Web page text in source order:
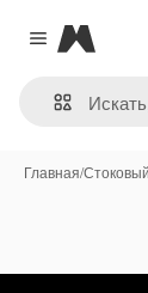
Close menu
Magnific
Главная/Стоковый